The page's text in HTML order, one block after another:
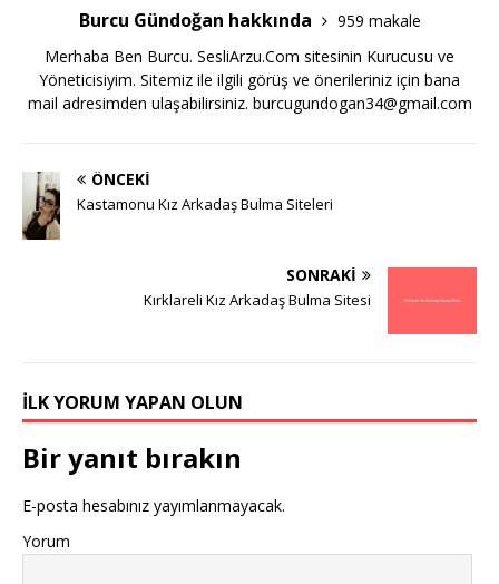
Burcu Gündoğan hakkında
959 makale
Merhaba Ben Burcu. SesliArzu.Com sitesinin Kurucusu ve
Yöneticisiyim. Sitemiz ile ilgili görüş ve önerileriniz için bana
mail adresimden ulaşabilirsiniz. burcugundogan34@gmail.com
ÖNCEKI
Kastamonu Kız Arkadaş Bulma Siteleri
SONRAKI
Kırklareli Kız Arkadaş Bulma Sitesi
İLK YORUM YAPAN OLUN
Bir yanıt bırakın
E-posta hesabınız yayımlanmayacak.
Yorum